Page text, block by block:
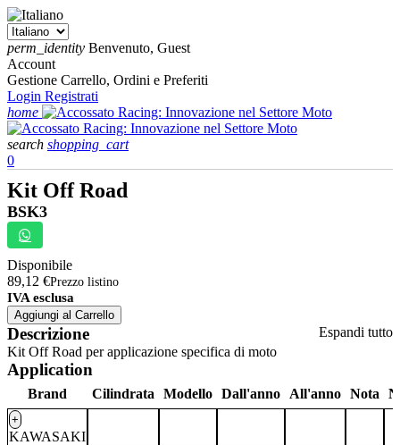
perm_identity Benvenuto, Guest
Account
Gestione Carrello, Ordini e Preferiti
Login Registrati
home
search shopping_cart
0
Kit Off Road
BSK3
Disponibile
89,12 €Prezzo listino
IVA esclusa
Aggiungi al Carrello
Espandi tutto
Descrizione
Kit Off Road per applicazione specifica di moto
Application
Brand Cilindrata Modello Dall'anno All'anno Nota
+
KAWASAKI